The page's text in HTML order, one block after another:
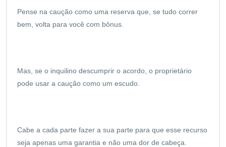
Pense na caução como uma reserva que, se tudo correr
bem, volta para você com bônus.
Mas, se o inquilino descumprir o acordo, o proprietário
pode usar a caução como um escudo.
Cabe a cada parte fazer a sua parte para que esse recurso
seja apenas uma garantia e não uma dor de cabeça.